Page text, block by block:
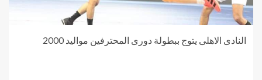
النادى الاهلى يتوج ببطولة دورى المحترفين مواليد 2000